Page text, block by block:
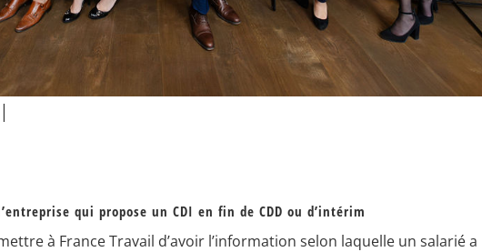
qui propose un CDI en fin de CDD ou d’intérim
à France Travail d’avoir l’information selon laquelle un salarié a